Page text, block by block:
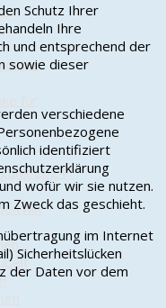
das
2024
hat
Schutz Ihrer
Ihre
und entsprechend der
sowie dieser
verschiedene
identifiziert
wofür wir sie nutzen.
Zweck das geschieht.
im Internet
Sicherheitslücken
der Daten vor dem